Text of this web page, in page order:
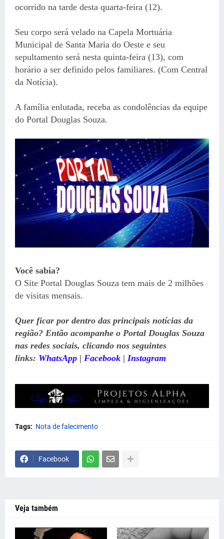
ocorrido na tarde desta quarta-feira (12).
Seu corpo será velado na Capela Mortuária
Municipal de Santa Maria do Oeste e seu
sepultamento será nesta quinta-feira (13), com
horário a ser definido pelos familiares. (Com Central
da Notícia).
A família enlutada, receba as condolências da equipe
do Portal Douglas Souza.
Você sabia?
O Site Portal Douglas Souza tem mais de 2 milhões
de visitas mensais.
Quer ficar por dentro das principais notícias da
região? Então acompanhe o Portal Douglas Souza
nas redes sociais, clicando nos seguintes
links: WhatsApp | Facebook | Instagram
Tags: Nota de falecimento
Facebook
Veja também